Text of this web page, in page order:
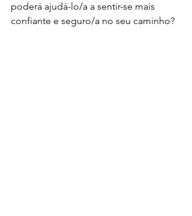
poderá ajudá-lo/a a sentir-se mais
confiante e seguro/a no seu caminho?